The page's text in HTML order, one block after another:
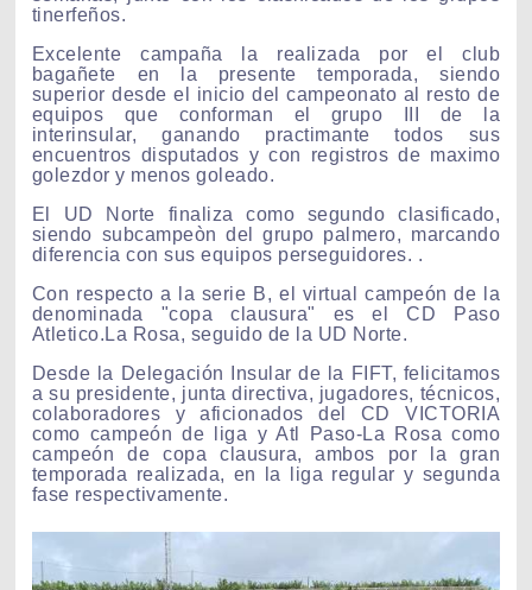
tinerfeños.
Excelente campaña la realizada por el club
bagañete en la presente temporada, siendo
superior desde el inicio del campeonato al resto de
equipos que conforman el grupo III de la
interinsular, ganando practimante todos sus
encuentros disputados y con registros de maximo
golezdor y menos goleado.
El UD Norte finaliza como segundo clasificado,
siendo subcampeòn del grupo palmero, marcando
diferencia con sus equipos perseguidores. .
Con respecto a la serie B, el virtual campeón de la
denominada "copa clausura" es el CD Paso
Atletico.La Rosa, seguido de la UD Norte.
Desde la Delegación Insular de la FIFT, felicitamos
a su presidente, junta directiva, jugadores, técnicos,
colaboradores y aficionados del CD VICTORIA
como campeón de liga y Atl Paso-La Rosa como
campeón de copa clausura, ambos por la gran
temporada realizada, en la liga regular y segunda
fase respectivamente.